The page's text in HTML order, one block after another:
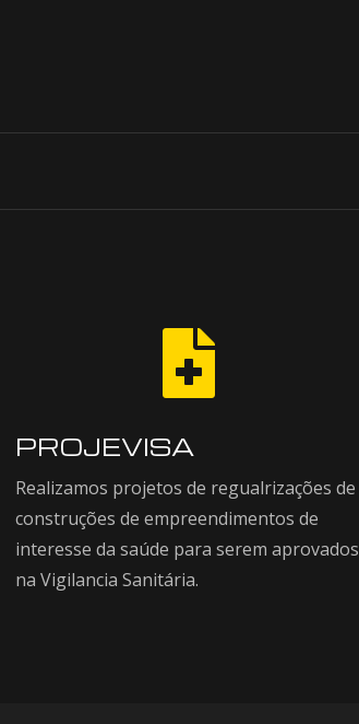

PROJEVISA
Realizamos projetos de regualrizações de
construções de empreendimentos de
interesse da saúde para serem aprovados
na Vigilancia Sanitária.